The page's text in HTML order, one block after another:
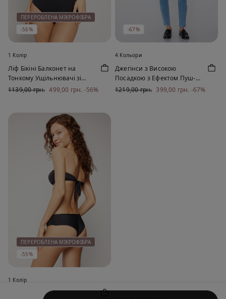
ПЕРЕРОБЛЕНА МІКРОФІБРА
-56%
1 Колір
Ліф Бікіні Балконет на
Тонкому Ущільнювачі зі
Зборками з Переробленого
1139,00 грн. 499,00 грн. -56%
-67%
4 Кольори
Джегінси з Високою
Посадкою з Ефектом Пуш-
Ап
1219,00 грн. 399,00 грн. -67%
ПЕРЕРОБЛЕНА МІКРОФІБРА
-55%
1 Колір
Плавки Бікіні Бразиліано